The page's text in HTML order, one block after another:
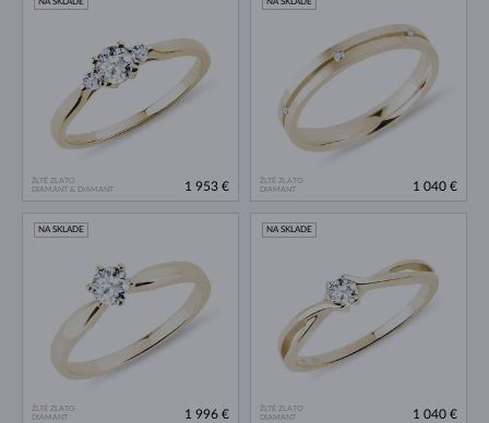
ŽLTÉ ZLATO
DIAMANT & DIAMANT
NA SKLADE
1 953 €
ŽLTÉ ZLATO
DIAMANT
NA SKLADE
1 040 €
ŽLTÉ ZLATO
DIAMANT
NA SKLADE
1 996 €
ŽLTÉ ZLATO
DIAMANT
NA SKLADE
1 040 €